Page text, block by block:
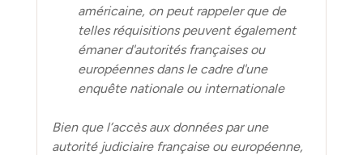
américaine, on peut rappeler que de
telles réquisitions peuvent également
émaner d'autorités françaises ou
européennes dans le cadre d'une
enquête nationale ou internationale
Bien que l’accès aux données par une
autorité judiciaire française ou européenne,